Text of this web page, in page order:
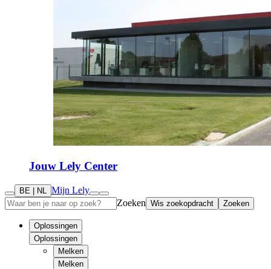
Jouw Lely Center
BE | NL
Mijn Lely
Zoeken Wis zoekopdracht Zoeken
Oplossingen
Oplossingen
Melken
Melken